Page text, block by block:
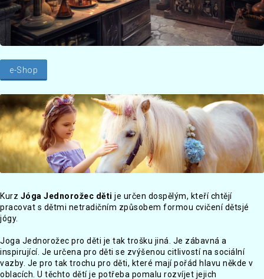
e-Shop
Kurz Jóga Jednorožec děti je určen dospělým, kteří chtějí
pracovat s dětmi netradičním způsobem formou cvičení dětsjé
jógy.
Joga Jednorožec pro děti je tak trošku jiná. Je zábavná a
inspirující. Je určena pro děti se zvýšenou citlivostí na sociální
vazby. Je pro tak trochu pro děti, které mají pořád hlavu někde v
oblacích. U těchto dětí je potřeba pomalu rozvíjet jejich